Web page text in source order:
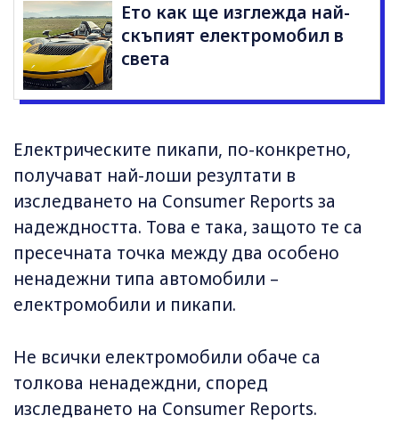
Ето как ще изглежда най-
скъпият електромобил в
света
Електрическите пикапи, по-конкретно,
получават най-лоши резултати в
изследването на Consumer Reports за
надеждността. Това е така, защото те са
пресечната точка между два особено
ненадежни типа автомобили –
електромобили и пикапи.
Не всички електромобили обаче са
толкова ненадеждни, според
изследването на Consumer Reports.